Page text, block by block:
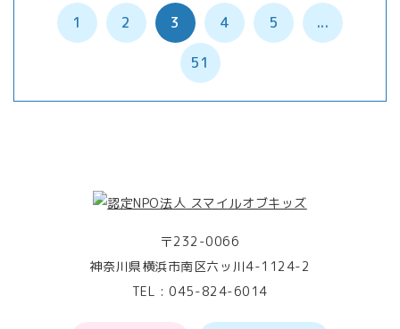
1 2 3 4 5 ...
51
〒232-0066
神奈川県横浜市南区六ッ川4-1124-2
TEL :045-824-6014